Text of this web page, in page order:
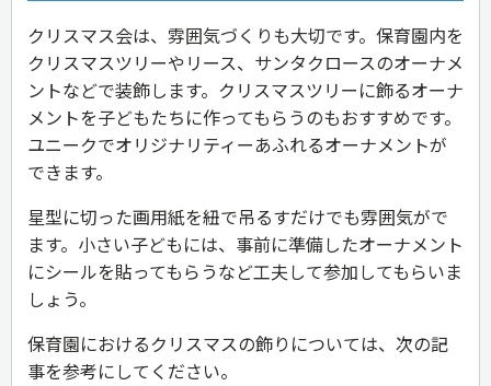
クリスマス会は、雰囲気づくりも大切です。保育園内を
クリスマスツリーやリース、サンタクロースのオーナメ
ントなどで装飾します。クリスマスツリーに飾るオーナ
メントを子どもたちに作ってもらうのもおすすめです。
ユニークでオリジナリティーあふれるオーナメントが
できます。
星型に切った画用紙を紐で吊るすだけでも雰囲気がで
ます。小さい子どもには、事前に準備したオーナメント
にシールを貼ってもらうなど工夫して参加してもらいま
しょう。
保育園におけるクリスマスの飾りについては、次の記
事を参考にしてください。